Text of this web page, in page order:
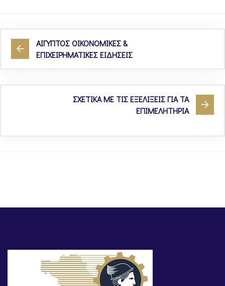
ΑΙΓΥΠΤΟΣ ΟΙΚΟΝΟΜΙΚΕΣ &
ΕΠΙΧΕΙΡΗΜΑΤΙΚΕΣ ΕΙΔΗΣΕΙΣ
ΣΧΕΤΙΚΑ ΜΕ ΤΙΣ ΕΞΕΛΙΞΕΙΣ ΓΙΑ ΤΑ
ΕΠΙΜΕΛΗΤΗΡΙΑ